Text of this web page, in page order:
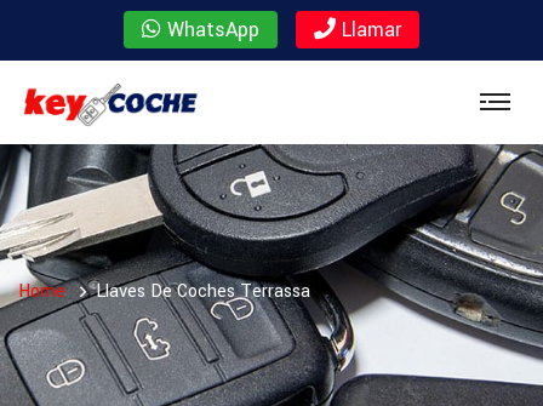
WhatsApp Llamar
Home Llaves De Coches Terrassa